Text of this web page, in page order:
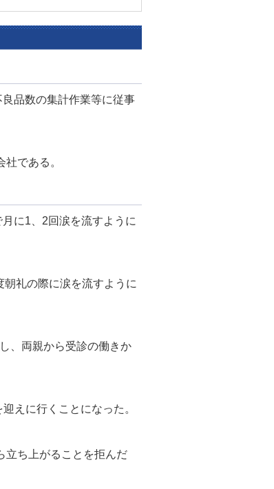
品数の集計作業等に従事
である。
に1、2回涙を流すように
礼の際に涙を流すように
、両親から受診の働きか
えに行くことになった。
立ち上がることを拒んだ